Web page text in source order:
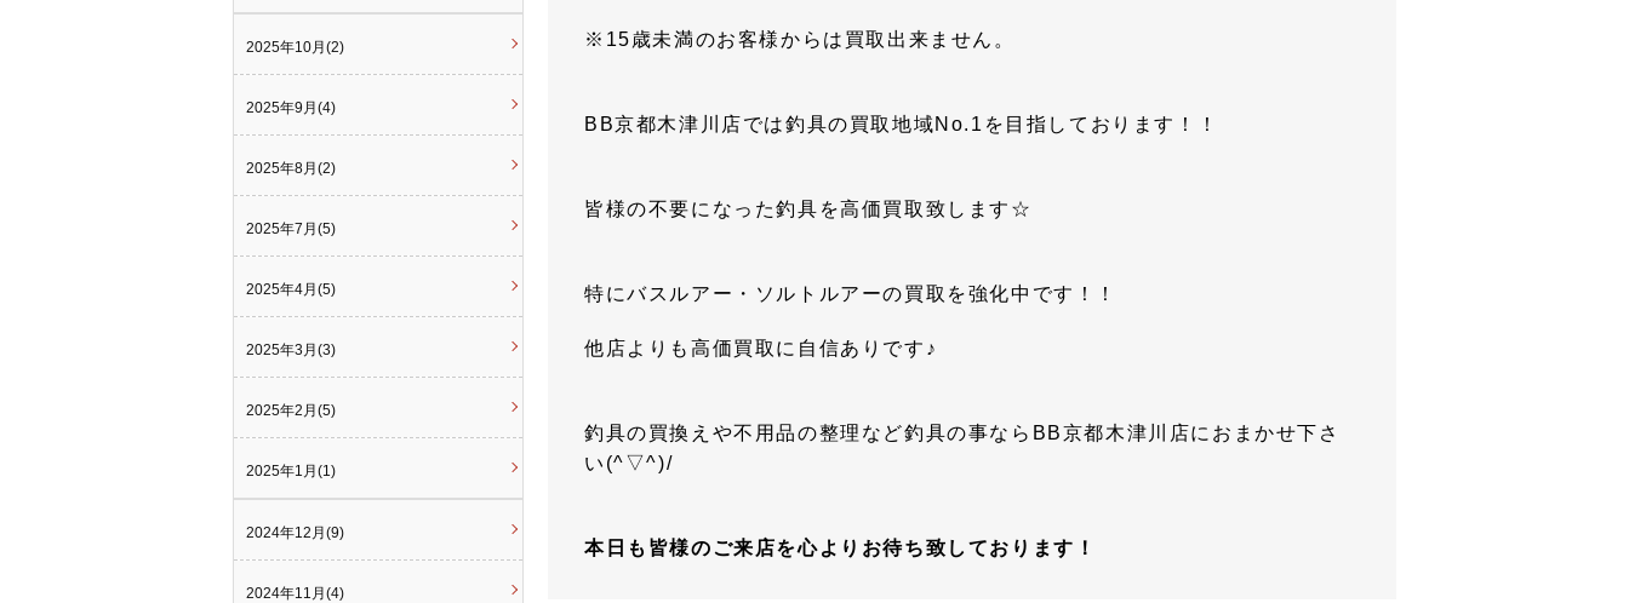
※15歳未満のお客様からは買取出来ません。
BB京都木津川店では釣具の買取地域No.1を目指しております！！
皆様の不要になった釣具を高価買取致します☆
特にバスルアー・ソルトルアーの買取を強化中です！！
他店よりも高価買取に自信ありです♪
釣具の買換えや不用品の整理など釣具の事ならBB京都木津川店におまかせ下さ
い(^▽^)/
本日も皆様のご来店を心よりお待ち致しております！
2025年10月(2)
2025年9月(4)
2025年8月(2)
2025年7月(5)
2025年4月(5)
2025年3月(3)
2025年2月(5)
2025年1月(1)
2024年12月(9)
2024年11月(4)